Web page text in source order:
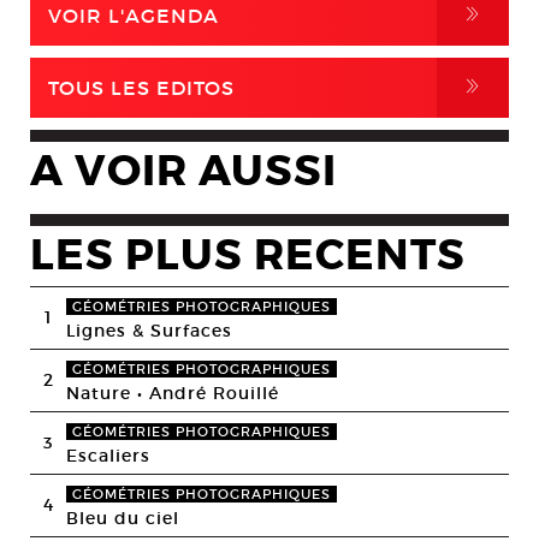
VOIR L'AGENDA ,
TOUS LES EDITOS ,
A VOIR AUSSI
LES PLUS RECENTS
1 GÉOMÉTRIES PHOTOGRAPHIQUES
Lignes & Surfaces
2 GÉOMÉTRIES PHOTOGRAPHIQUES
Nature • André Rouillé
3 GÉOMÉTRIES PHOTOGRAPHIQUES
Escaliers
4 GÉOMÉTRIES PHOTOGRAPHIQUES
Bleu du ciel